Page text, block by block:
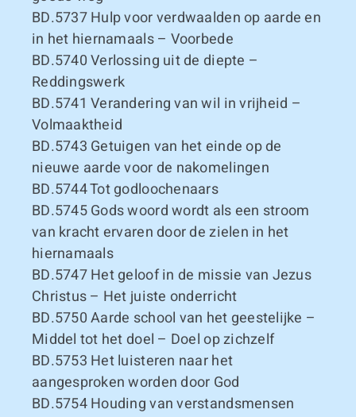
BD.5737Hulp voor verdwaalden op aarde en
in het hiernamaals – Voorbede
BD.5740Verlossing uit de diepte –
Reddingswerk
BD.5741 Verandering van wil in vrijheid –
Volmaaktheid
BD.5743 Getuigen van het einde op de
nieuwe aarde voor de nakomelingen
BD.5744Tot godloochenaars
BD.5745Gods woord wordt als een stroom
van kracht ervaren door de zielen in het
hiernamaals
BD.5747Het geloof in de missie van Jezus
Christus – Het juiste onderricht
BD.5750Aarde school van het geestelijke –
Middel tot het doel – Doel op zichzelf
BD.5753 Het luisteren naar het
aangesproken worden door God
BD.5754Houding van verstandsmensen